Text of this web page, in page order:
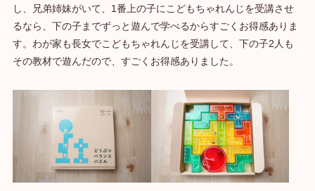
し、兄弟姉妹がいて、1番上の子にこどもちゃれんじを受講させ
るなら、下の子までずっと遊んで学べるからすごくお得感ありま
す。わが家も長女でこどもちゃれんじを受講して、下の子2人も
その教材で遊んだので、すごくお得感ありました。